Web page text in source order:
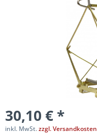
30,10 € *
inkl. MwSt.zzgl. Versandkosten